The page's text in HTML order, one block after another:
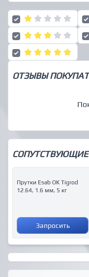
ОТЗЫВЫ
Прутки Esab OK Tigrod
12.64, 1.6 мм, 5 кг
Запросить